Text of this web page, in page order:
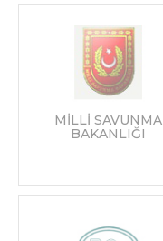
MİLLİ SAVUNMA
BAKANLIĞI